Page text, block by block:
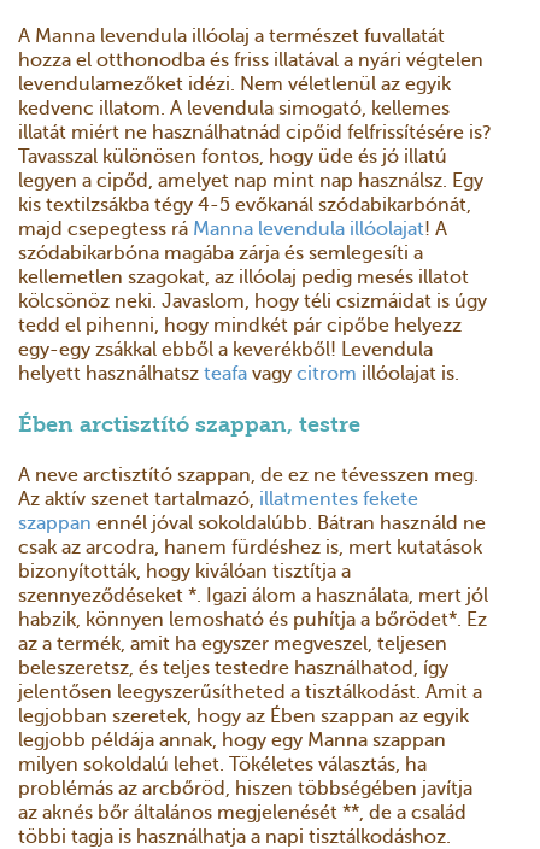
A Manna levendula illóolaj a természet fuvallatát
hozza el otthonodba és friss illatával a nyári végtelen
levendulamezőket idézi. Nem véletlenül az egyik
kedvenc illatom. A levendula simogató, kellemes
illatát miért ne használhatnád cipőid felfrissítésére is?
Tavasszal különösen fontos, hogy üde és jó illatú
legyen a cipőd, amelyet nap mint nap használsz. Egy
kis textilzsákba tégy 4-5 evőkanál szódabikarbónát,
majd csepegtess rá Manna levendula illóolajat! A
szódabikarbóna magába zárja és semlegesíti a
kellemetlen szagokat, az illóolaj pedig mesés illatot
kölcsönöz neki. Javaslom, hogy téli csizmáidat is úgy
tedd el pihenni, hogy mindkét pár cipőbe helyezz
egy-egy zsákkal ebből a keverékből! Levendula
helyett használhatsz teafa vagy citrom illóolajat is.
Ében arctisztító szappan, testre
A neve arctisztító szappan, de ez ne tévesszen meg.
Az aktív szenet tartalmazó, illatmentes fekete
szappan ennél jóval sokoldalúbb. Bátran használd ne
csak az arcodra, hanem fürdéshez is, mert kutatások
bizonyították, hogy kiválóan tisztítja a
szennyeződéseket *. Igazi álom a használata, mert jól
habzik, könnyen lemosható és puhítja a bőrödet*. Ez
az a termék, amit ha egyszer megveszel, teljesen
beleszeretsz, és teljes testedre használhatod, így
jelentősen leegyszerűsítheted a tisztálkodást. Amit a
legjobban szeretek, hogy az Ében szappan az egyik
legjobb példája annak, hogy egy Manna szappan
milyen sokoldalú lehet. Tökéletes választás, ha
problémás az arcbőröd, hiszen többségében javítja
az aknés bőr általános megjelenését **, de a család
többi tagja is használhatja a napi tisztálkodáshoz.